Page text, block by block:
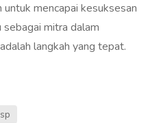
mencapai kesuksesan
sebagai mitra dalam
langkah yang tepat.